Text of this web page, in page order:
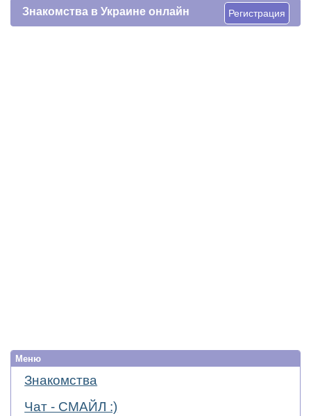
Знакомства в Украине онлайн Регистрация
Меню
Знакомства
Чат - СМАЙЛ :)